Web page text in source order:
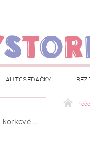
AUTOSEDAČKY
ROZBALENO NEBO
Hrací podložka puzzle korkové 120x120cm
Péče